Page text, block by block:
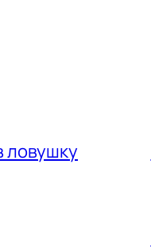
ловушку